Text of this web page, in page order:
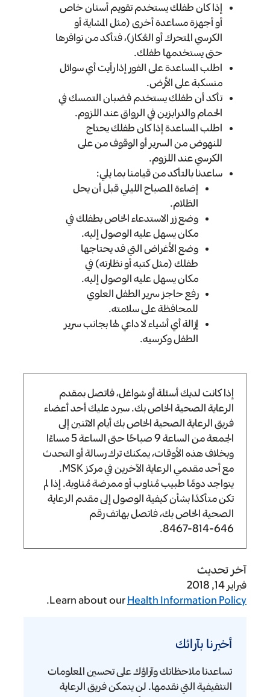
إذا كان طفلك يستخدم تقويم أسنان خاص
أو أجهزة مساعدة أخرى (مثل المشاية أو
الكرسي المتحرك أو العُكاز)، فتأكد من توافرها
حتى يستخدمها طفلك.
اطلب المساعدة على الفور إذا رأيت أي سوائل
منسكبة على الأرض.
تأكد أن طفلك يستخدم قضبان التمسك في
الحمام والدرابزين في الرواق عند اللزوم.
اطلب المساعدة إذا كان طفلك يحتاج
للنهوض من السرير أو الوقوف من على
الكرسي عند اللزوم.
ساعدنا بالتأكد من قيامنا بما يلي:
إضاءة المصباح الليلي قبل أن يحل
الظلام.
وضع زر الاستدعاء الخاص بطفلك في
مكان يسهل عليه الوصول إليه.
وضع الأغراض التي قد يحتاجها
طفلك (مثل كتبه أو نظارته) في
مكان يسهل عليه الوصول إليه.
رفع حاجز سرير الطفل العلوي
للمحافظة على سلامته.
إزالة أي أشياء لا داعي لها بجانب سرير
الطفل وكرسيه.
إذا كانت لديك أسئلة أو شواغل، فاتصل بمقدم
الرعاية الصحية الخاص بك. سيرد عليك أحد أعضاء
فريق الرعاية الصحية الخاص بك أيام الاثنين إلى
الجمعة من الساعة 9 صباحًا حتى الساعة5 مساءًا
وبخلاف هذه الأوقات، يمكنك ترك رسالة أو التحدث
مع أحد مقدمي الرعاية الآخرين في مركز MSK.
يتواجد دومًا طبيب مُناوب أو ممرضة مُناوبة. إذا لم
تكن متأكدًا بشأن كيفية الوصول إلى مقدم الرعاية
الصحية الخاص بك، فاتصل بهاتف رقم
646-814-8467
.
آخر تحديث
فبراير 14, 2018
Learn about our Health Information Policy
.
بآرائك
أخبرنا بآرائك
تساعدنا ملاحظاتك وآراؤك على تحسين المعلومات
التثقيفية التي نقدمها. لن يتمكن فريق الرعاية